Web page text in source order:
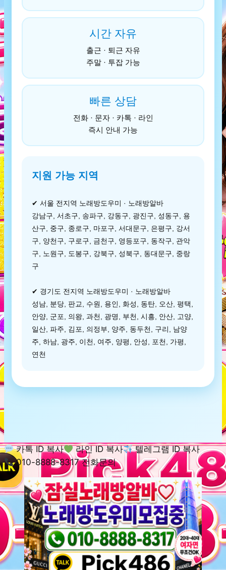
시간 자유
출근 · 퇴근 자유
주말 · 투잡 가능
빠른 상담
전화 · 문자 · 카톡 · 라인
즉시 안내 가능
지원 가능 지역
✔ 서울 전지역 노래방도우미 · 노래방알바
강남구, 서초구, 송파구, 강동구, 광진구, 성동구, 용
산구, 중구, 종로구, 마포구, 서대문구, 은평구, 강서
구, 양천구, 구로구, 금천구, 영등포구, 동작구, 관악
구, 노원구, 도봉구, 강북구, 성북구, 동대문구, 중랑
구
✔ 경기도 전지역 노래방도우미 · 노래방알바
성남, 분당, 판교, 수원, 용인, 화성, 동탄, 오산, 평택,
안양, 군포, 의왕, 과천, 광명, 부천, 시흥, 안산, 고양,
일산, 파주, 김포, 의정부, 양주, 동두천, 구리, 남양
주, 하남, 광주, 이천, 여주, 양평, 안성, 포천, 가평,
연천
카톡 ID 복사 라인 ID 복사
텔레그램 ID 복사
010-8888-8317 전화문의